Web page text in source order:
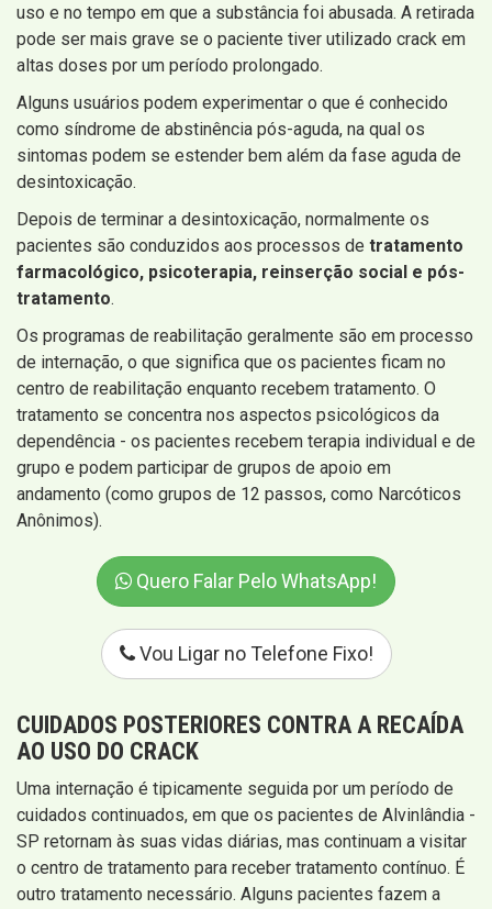
uso e no tempo em que a substância foi abusada. A retirada
pode ser mais grave se o paciente tiver utilizado crack em
altas doses por um período prolongado.
Alguns usuários podem experimentar o que é conhecido
como síndrome de abstinência pós-aguda, na qual os
sintomas podem se estender bem além da fase aguda de
desintoxicação.
Depois de terminar a desintoxicação, normalmente os
pacientes são conduzidos aos processos de tratamento
farmacológico, psicoterapia, reinserção social e pós-
tratamento.
Os programas de reabilitação geralmente são em processo
de internação, o que significa que os pacientes ficam no
centro de reabilitação enquanto recebem tratamento. O
tratamento se concentra nos aspectos psicológicos da
dependência - os pacientes recebem terapia individual e de
grupo e podem participar de grupos de apoio em
andamento (como grupos de 12 passos, como Narcóticos
Anônimos).
Quero Falar Pelo WhatsApp!
Vou Ligar no Telefone Fixo!
CUIDADOS POSTERIORES CONTRA A RECAÍDA
AO USO DO CRACK
Uma internação é tipicamente seguida por um período de
cuidados continuados, em que os pacientes de Alvinlândia -
SP retornam às suas vidas diárias, mas continuam a visitar
o centro de tratamento para receber tratamento contínuo. É
outro tratamento necessário. Alguns pacientes fazem a